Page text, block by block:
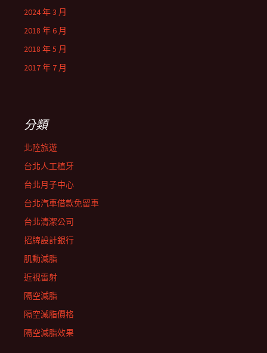
2024 年 3 月
2018 年 6 月
2018 年 5 月
2017 年 7 月
分類
北陸旅遊
台北人工植牙
台北月子中心
台北汽車借款免留車
台北清潔公司
招牌設計銀行
肌動減脂
近視雷射
隔空減脂
隔空減脂價格
隔空減脂效果